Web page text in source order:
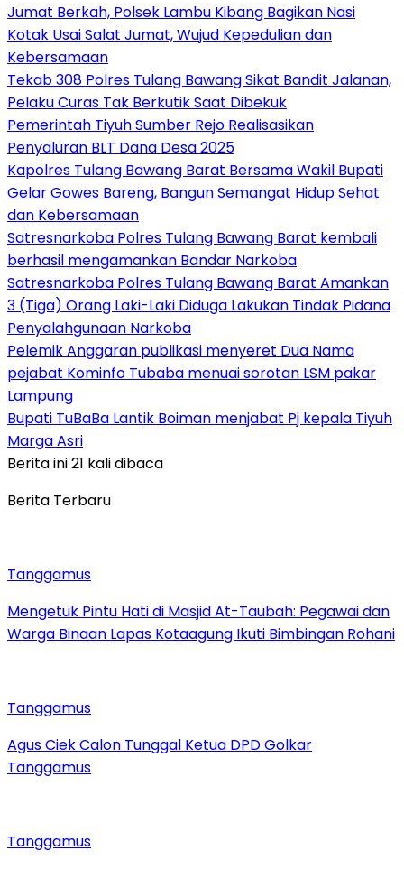
Jumat Berkah, Polsek Lambu Kibang Bagikan Nasi
Kotak Usai Salat Jumat, Wujud Kepedulian dan
Kebersamaan
Tekab 308 Polres Tulang Bawang Sikat Bandit Jalanan,
Pelaku Curas Tak Berkutik Saat Dibekuk
Pemerintah Tiyuh Sumber Rejo Realisasikan
Penyaluran BLT Dana Desa 2025
Kapolres Tulang Bawang Barat Bersama Wakil Bupati
Gelar Gowes Bareng, Bangun Semangat Hidup Sehat
dan Kebersamaan
Satresnarkoba Polres Tulang Bawang Barat kembali
berhasil mengamankan Bandar Narkoba
Satresnarkoba Polres Tulang Bawang Barat Amankan
3 (Tiga) Orang Laki-Laki Diduga Lakukan Tindak Pidana
Penyalahgunaan Narkoba
Pelemik Anggaran publikasi menyeret Dua Nama
pejabat Kominfo Tubaba menuai sorotan LSM pakar
Lampung
Bupati TuBaBa Lantik Boiman menjabat Pj kepala Tiyuh
Marga Asri
Berita ini 21 kali dibaca
Berita Terbaru
Tanggamus
Mengetuk Pintu Hati di Masjid At-Taubah: Pegawai dan
Warga Binaan Lapas Kotaagung Ikuti Bimbingan Rohani
Tanggamus
Agus Ciek Calon Tunggal Ketua DPD Golkar
Tanggamus
Tanggamus